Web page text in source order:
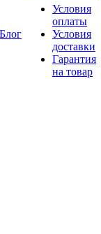
Блог
Условия
оплаты
Условия
доставки
Гарантия
на товар